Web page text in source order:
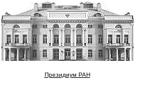
Президиум РАН